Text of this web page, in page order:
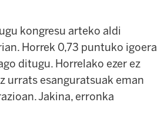
kongresu arteko aldi
Horrek 0,73 puntuko igoera
ditugu. Horrelako ezer ez
urrats esanguratsuak eman
Jakina, erronka